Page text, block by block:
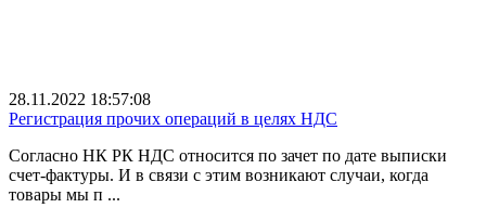
1С Сельхозпредприятие
безопасность данных
ЭЦП
Антивирус Касперски
Платформа 1С
28.11.2022 18:57:08
Регистрация прочих операций в целях НДС
Согласно НК РК НДС относится по зачет по дате выписки
счет-фактуры. И в связи с этим возникают случаи, когда
товары мы п ...